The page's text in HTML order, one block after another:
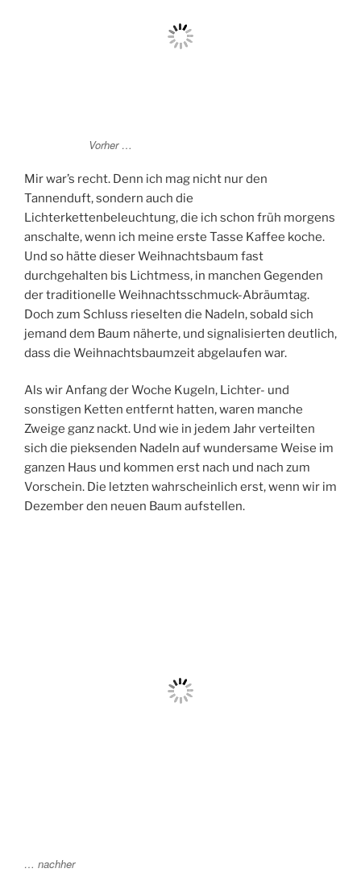
Vorher …
Mir war’s recht. Denn ich mag nicht nur den
Tannenduft, sondern auch die
Lichterkettenbeleuchtung, die ich schon früh morgens
anschalte, wenn ich meine erste Tasse Kaffee koche.
Und so hätte dieser Weihnachtsbaum fast
durchgehalten bis Lichtmess, in manchen Gegenden
der traditionelle Weihnachtsschmuck-Abräumtag.
Doch zum Schluss rieselten die Nadeln, sobald sich
jemand dem Baum näherte, und signalisierten deutlich,
dass die Weihnachtsbaumzeit abgelaufen war.
Als wir Anfang der Woche Kugeln, Lichter- und
sonstigen Ketten entfernt hatten, waren manche
Zweige ganz nackt. Und wie in jedem Jahr verteilten
sich die pieksenden Nadeln auf wundersame Weise im
ganzen Haus und kommen erst nach und nach zum
Vorschein. Die letzten wahrscheinlich erst, wenn wir im
Dezember den neuen Baum aufstellen.
… nachher